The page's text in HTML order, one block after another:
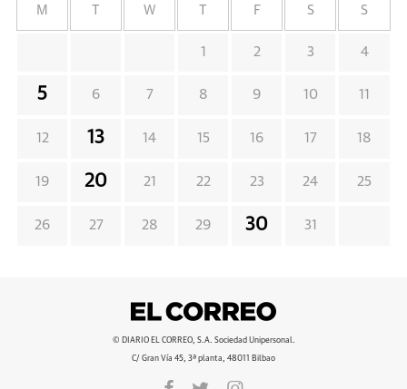
M W F S S
1 2 3 4
5 6 7 8 9 10 11
12 13 14 15 16 17 18
19 20 21 22 23 24 25
26 27 28 29 30 31
© DIARIO EL CORREO, S.A. Sociedad Unipersonal.
C/ Gran Vía 45, 3ª planta, 48011 Bilbao